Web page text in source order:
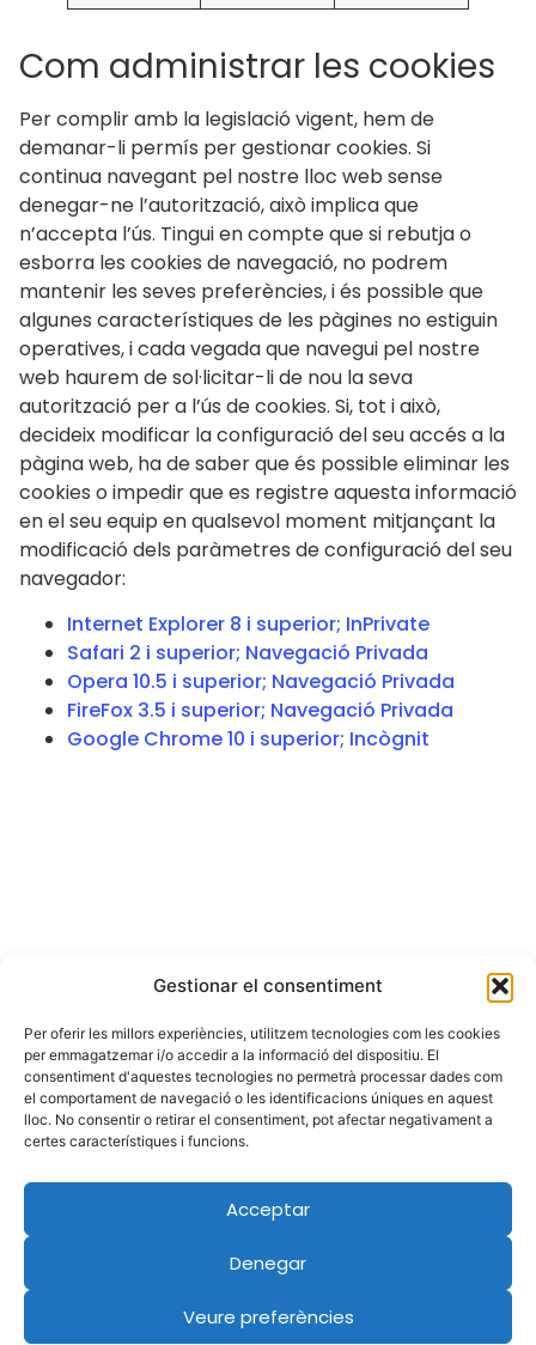
Gestionar el consentiment
Per oferir les millors experiències, utilitzem tecnologies com les cookies
per emmagatzemar i/o accedir a la informació del dispositiu. El
consentiment d'aquestes tecnologies no permetrà processar dades com
el comportament de navegació o les identificacions úniques en aquest
lloc. No consentir o retirar el consentiment, pot afectar negativament a
certes característiques i funcions.
Acceptar
Denegar
Veure preferències
Com administrar les cookies
Per complir amb la legislació vigent, hem de
demanar-li permís per gestionar cookies. Si
continua navegant pel nostre lloc web sense
denegar-ne l’autorització, això implica que
n’accepta l’ús. Tingui en compte que si rebutja o
esborra les cookies de navegació, no podrem
mantenir les seves preferències, i és possible que
algunes característiques de les pàgines no estiguin
operatives, i cada vegada que navegui pel nostre
web haurem de sol·licitar-li de nou la seva
autorització per a l’ús de cookies. Si, tot i això,
decideix modificar la configuració del seu accés a la
pàgina web, ha de saber que és possible eliminar les
cookies o impedir que es registre aquesta informació
en el seu equip en qualsevol moment mitjançant la
modificació dels paràmetres de configuració del seu
navegador:
Internet Explorer 8 i superior; InPrivate
Safari 2 i superior; Navegació Privada
Opera 10.5 i superior; Navegació Privada
FireFox 3.5 i superior; Navegació Privada
Google Chrome 10 i superior; Incògnit
Membres de
Amb el suport de
Politica de cookies Politica de privacitat